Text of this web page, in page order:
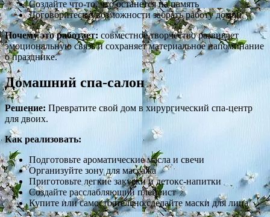
Создайте что-то, что останется на память
Договоритесь о возможности забрать работу домой
Почему это работает: совместное творчество развивает
эмоциональную связь и сохраняет материальное напоминание
о празднике.
Домашний спа-салон
Решение: Превратите свой дом в хирургический спа-центр
для двоих.
Как реализовать:
Подготовьте ароматические масла и свечи
Организуйте зону для массажа
Приготовьте легкие закуски и детокс-напитки
Создайте расслабляющий плейлист
Купите или самостоятельно сделайте маски для лица